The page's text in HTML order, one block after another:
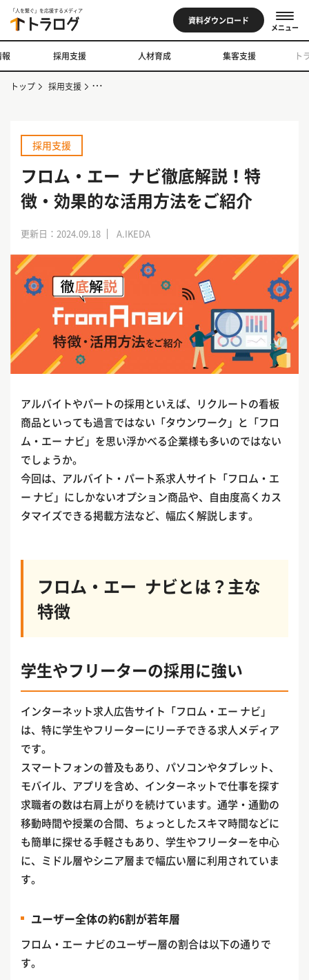
「人を繋ぐ」を応援するメディア
資料ダウンロード
メニュー
採用支援 人材育成 集客支援 ト
トップ 採用支援 フロム・エー ナビ徹底解説！特徴・効果的な活用方法を
採用支援
フロム・エー ナビ徹底解説！特
徴・効果的な活用方法をご紹介
更新日：2024.09.18 A.IKEDA
アルバイトやパートの採用といえば、リクルートの看板
商品といっても過言ではない「タウンワーク」と「フロ
ム・エー ナビ」を思い浮かべる企業様も多いのではない
でしょうか。
今回は、アルバイト・パート系求人サイト「フロム・エ
ー ナビ」にしかないオプション商品や、自由度高くカス
タマイズできる掲載方法など、幅広く解説します。
フロム・エー ナビとは？主な
特徴
学生やフリーターの採用に強い
インターネット求人広告サイト「フロム・エー ナビ」
は、特に学生やフリーターにリーチできる求人メディア
です。
スマートフォンの普及もあり、パソコンやタブレット、
モバイル、アプリを含め、インターネットで仕事を探す
求職者の数は右肩上がりを続けています。通学・通勤の
移動時間や授業の合間、ちょっとしたスキマ時間などに
も簡単に探せる手軽さもあり、学生やフリーターを中心
に、ミドル層やシニア層まで幅広い層に利用されていま
す。
ユーザー全体の約6割が若年層
フロム・エー ナビのユーザー層の割合は以下の通りで
す。